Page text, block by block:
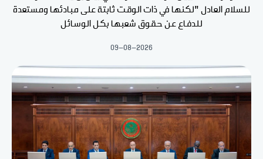
للسلام العادل "لكنها في ذات الوقت ثابتة على مبادئها ومستعدة
للدفاع عن حقوق شعبها بكل الوسائل
09-08-2026